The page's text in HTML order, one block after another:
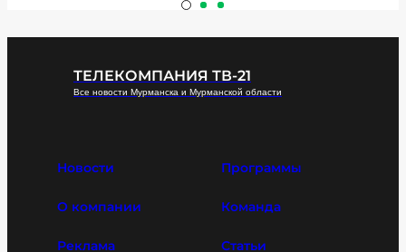
ТЕЛЕКОМПАНИЯ ТВ-21
Все новости Мурманска и Мурманской области
Новости Программы
О компании Команда
Реклама Статьи